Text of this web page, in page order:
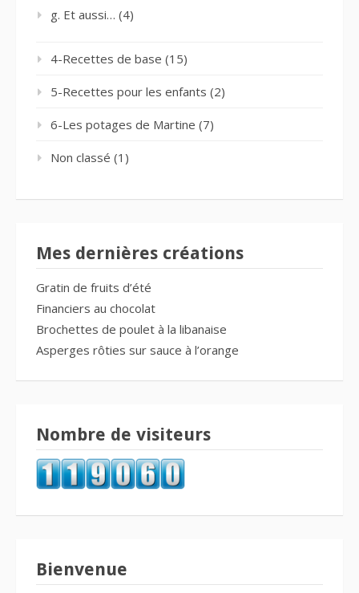
g. Et aussi… (4)
4-Recettes de base (15)
5-Recettes pour les enfants (2)
6-Les potages de Martine (7)
Non classé (1)
Mes dernières créations
Gratin de fruits d’été
Financiers au chocolat
Brochettes de poulet à la libanaise
Asperges rôties sur sauce à l’orange
Nombre de visiteurs
Bienvenue